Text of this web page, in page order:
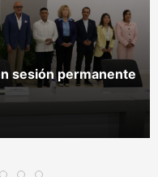
sesión permanente